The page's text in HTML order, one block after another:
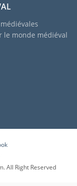
monde médiéval
All Right Reserved